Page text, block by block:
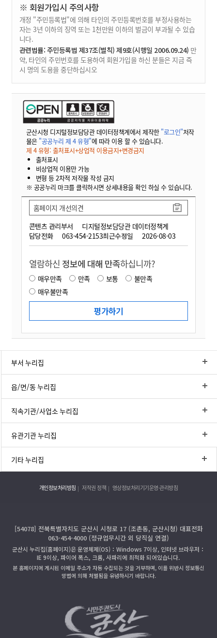
※ 회원가입시 주의사항
개정 "주민등록법"에 의해 타인의 주민등록번호를 부정사용하는
자는 3년 이하의 징역 또는 1천만원 이하의 벌금이 부과될 수 있습
니다.
관련법률: 주민등록법 제37조(벌칙) 제9호(시행일 2006.09.24) 만
약, 타인의 주민번호를 도용하여 회원가입을 하신 분들은 지금 즉
시 명의 도용을 중단하십시오
군산시청 디지털정보담당관 데이터정책계에서 제작한 "로그인"저작
물은 "공공누리 제 4 유형"에 따라 이용 할 수 있습니다.
제 4 유형: 출처표시+상업적 이용금지+변경금지
출처표시
비상업적 이용만 가능
변형 등 2차적 저작물 작성 금지
※ 공공누리 마크를 클릭하시면 상세내용을 확인 하실 수 있습니다.
콘텐츠 관리부서
디지털정보담당관 데이터정책계
담당전화
063-454-2153최근수정일 2026-08-03
홈페이지 개선의견
열람하신 정보에 대해 만족하십니까?
매우만족 만족 보통
불만족
매우불만족
부서 누리집
읍/면/동 누리집
직속기관/사업소 누리집
유관기관 누리집
기타 누리집
개인정보처리방침 저작권 정책 영상정보처리기기운영·관리방침
[54078] 전북특별자치도 군산시 시청로 17 (조촌동, 군산시청) 대표전화
063-454-4000 (정규업무시간 외 당직실 연결)
군산시 누리집(홈페이지)은 운영체제(OS)：Windows 7이상, 인터넷 브라우저：
IE 9이상, 파이어 폭스, 크롬, 사파리에 최적화 되어있습니다.
본 홈페이지에 게시된 이메일 주소가 자동 수집되는 것을 거부하며, 이를 위반시 정보통신
망법에 의해 처벌됨을 유념하시기 바랍니다.